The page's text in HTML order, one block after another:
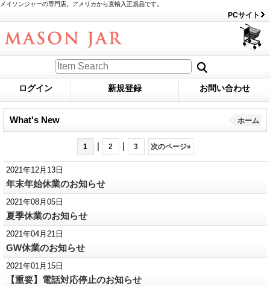
メイソンジャーの専門店。アメリカから直輸入正規品です。
PCサイト
ログイン 新規登録 お問い合わせ
What's New ホーム
1 | 2 | 3 次のページ»
2021年12月13日
年末年始休業のお知らせ
2021年08月05日
夏季休業のお知らせ
2021年04月21日
GW休業のお知らせ
2021年01月15日
【重要】電話対応停止のお知らせ